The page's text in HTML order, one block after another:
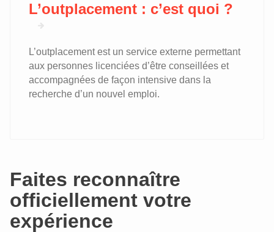
L’outplacement : c’est quoi ?
L’outplacement est un service externe permettant
aux personnes licenciées d’être conseillées et
accompagnées de façon intensive dans la
recherche d’un nouvel emploi.
Faites reconnaître
officiellement votre
expérience